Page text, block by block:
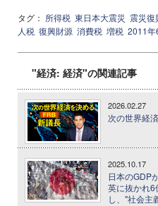
タグ： 所得税 東日本大震災 震災復
人税 復興財源 消費税 増税 2011年
"経済: 経済"の関連記事
2026.02.27
次の世界経
2025.10.17
日本のGDP
英に抜かれ
し、"社会主